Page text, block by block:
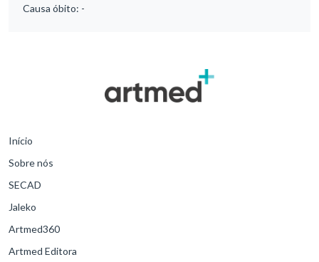
Causa óbito: -
Início
Sobre nós
SECAD
Jaleko
Artmed360
Artmed Editora